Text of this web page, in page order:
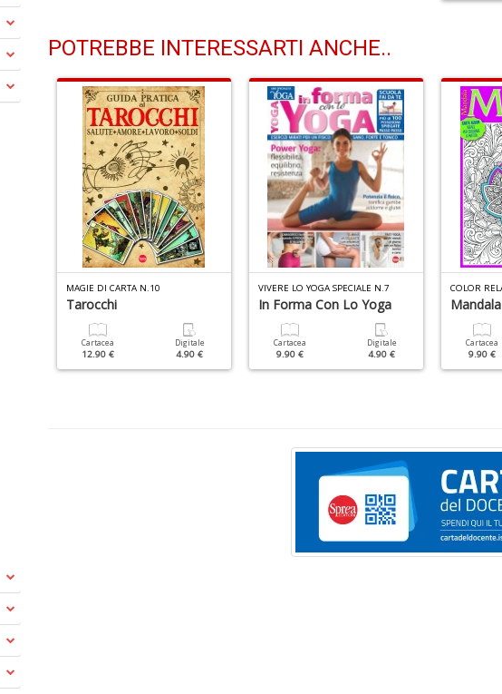
POTREBBE INTERESSARTI ANCHE..
MAGIE DI CARTA N.10
Tarocchi
Cartacea
12.90 €
Digitale
4.90 €
VIVERE LO YOGA SPECIALE N.7
In Forma Con Lo Yoga
Cartacea
9.90 €
Digitale
4.90 €
Cartacea
9.90 €